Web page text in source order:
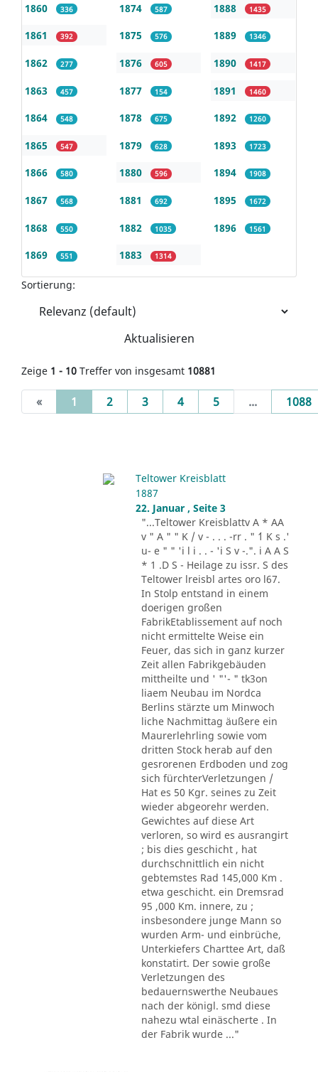
1860 336
1861 392
1862 277
1863 457
1864 548
1865 547
1866 580
1867 568
1868 550
1869 551
1874 587
1875 576
1876 605
1877 154
1878 675
1879 628
1880 596
1881 692
1882 1035
1883 1314
1888 1435
1889 1346
1890 1417
1891 1460
1892 1260
1893 1723
1894 1908
1895 1672
1896 1561
Sortierung:
Aktualisieren
Zeige 1 - 10 Treffer von insgesamt 10881
« 1 (current)
2 3 4 5 ... 1088
Teltower Kreisblatt
1887
22. Januar , Seite 3
"...Teltower Kreisblattv A * AA
v " A " " K / v - . . . -rr . " ´1 K s .'
u- e " " 'i l i . . - 'i S v -.". i A A S
* 1 .D S - Heilage zu issr. S des
Teltower lreisbl artes oro l67.
In Stolp entstand in einem
doerigen großen
FabrikEtablissement auf noch
nicht ermittelte Weise ein
Feuer, das sich in ganz kurzer
Zeit allen Fabrikgebäuden
mittheilte und ' "'- " tk3on
liaem Neubau im Nordca
Berlins stärzte um Minwoch
liche Nachmittag äußere ein
Maurerlehrling sowie vom
dritten Stock herab auf den
gesrorenen Erdboden und zog
sich fürchterVerletzungen /
Hat es 50 Kgr. seines zu Zeit
wieder abgeorehr werden.
Gewichtes auf diese Art
verloren, so wird es ausrangirt
; bis dies geschicht , hat
durchschnittlich ein nicht
gebtemstes Rad 145,000 Km .
etwa geschicht. ein Dremsrad
95 ,000 Km. innere, zu ;
insbesondere junge Mann so
wurden Arm- und einbrüche,
Unterkiefers Charttee Art, daß
konstatirt. Der sowie große
Verletzungen des
bedauernswerthe Neubaues
nach der königl. smd diese
nahezu wtal einäscherte . In
der Fabrik wurde ..."